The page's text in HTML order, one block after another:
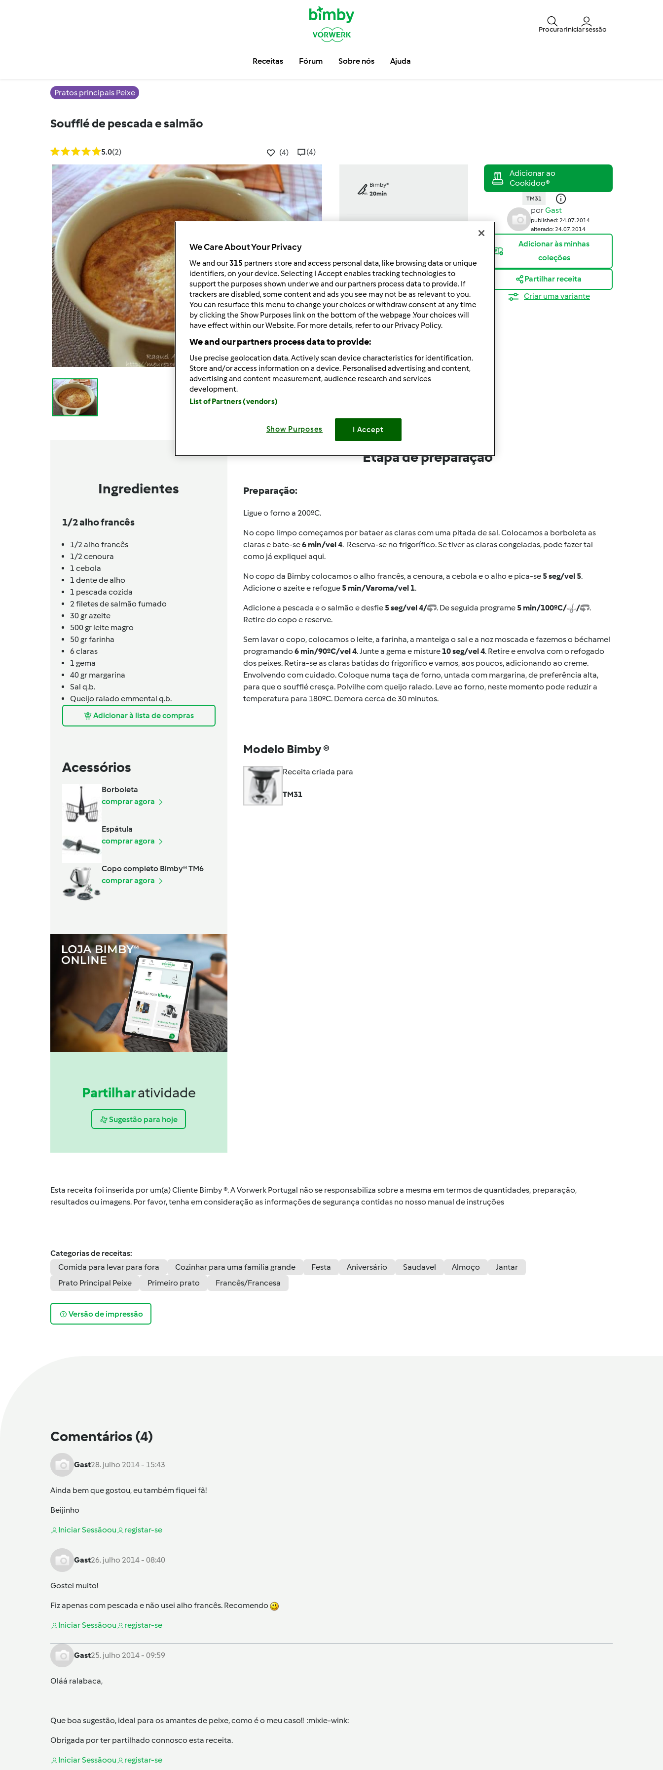
ProcurarIniciar sessão
Receitas Fórum Sobre nós Ajuda
Pratos principais Peixe
Soufflé de pescada e salmão
5.0(2) (4) (4)
Bimby®
20min
dose/s
6dose/s
Médio
TM31
porGast
published: 24.07.2014
alterado: 24.07.2014
Adicionar às minhas
coleções
Partilhar receita
Criar uma variante
Ingredientes
1/2 alho francês
1/2 alho francês
1/2 cenoura
1 cebola
1 dente de alho
1 pescada cozida
2 filetes de salmão fumado
30 gr azeite
500 gr leite magro
50 gr farinha
6 claras
1 gema
40 gr margarina
Sal q.b.
Queijo ralado emmental q.b.
Adicionar à lista de compras
Acessórios
Borboleta
comprar agora
Espátula
comprar agora
Copo completo Bimby® TM6
comprar agora
Partilharatividade
Sugestão para hoje
Etapa de preparação
Preparação:
Ligue o forno a 200ºC.
No copo limpo começamos por bataer as claras com uma pitada de sal. Colocamos a borboleta as
claras e bate-se6 min/vel 4. Reserva-se no frigorífico. Se tiver as claras congeladas, pode fazer tal
como já expliquei aqui.
No copo da Bimby colocamos o alho francês, a cenoura, a cebola e o alho e pica-se 5 seg/vel 5.
Adicione o azeite e refogue 5 min/Varoma/vel 1.
Adicione a pescada e o salmão e desfie 5 seg/vel 4/ . De seguida programe 5 min/100ºC/ /
.
Retire do copo e reserve.
Sem lavar o copo, colocamos o leite, a farinha, a manteiga o sal e a noz moscada e fazemos o béchamel
programando 6 min/90ºC/vel 4. Junte a gema e misture 10 seg/vel 4. Retire e envolva com o refogado
dos peixes. Retira-se as claras batidas do frigorífico e vamos, aos poucos, adicionando ao creme.
Envolvendo com cuidado. Coloque numa taça de forno, untada com margarina, de preferência alta,
para que o soufflé cresça. Polvilhe com queijo ralado. Leve ao forno, neste momento pode reduzir a
temperatura para 180ºC. Demora cerca de 30 minutos.
Modelo Bimby ®
Receita criada para
TM31
Esta receita foi inserida por um(a) Cliente Bimby ®. A Vorwerk Portugal não se responsabiliza sobre a mesma em termos de quantidades, preparação,
resultados ou imagens. Por favor, tenha em consideração as informações de segurança contidas no nosso manual de instruções
Categorias de receitas:
Comida para levar para fora
Cozinhar para uma familia grande Festa Aniversário Saudavel Almoço
Jantar
Prato Principal Peixe
Primeiro prato Francês/Francesa
Versão de impressão
Comentários (4)
Gast28. julho 2014 - 15:43
Ainda bem que gostou, eu também fiquei fã!
Beijinho
Iniciar Sessãoou registar-se
Gast26. julho 2014 - 08:40
Gostei muito!
Fiz apenas com pescada e não usei alho francês. Recomendo
Iniciar Sessãoou registar-se
Gast25. julho 2014 - 09:59
Oláá ralabaca,
Que boa sugestão, ideal para os amantes de peixe, como é o meu caso!! :mixie-wink:
Obrigada por ter partilhado connosco esta receita.
Iniciar Sessãoou registar-se
We Care About Your Privacy
We and our315 partners store and access personal data, like browsing data or unique
identifiers, on your device. Selecting I Accept enables tracking technologies to
support the purposes shown under we and our partners process data to provide. If
trackers are disabled, some content and ads you see may not be as relevant to you.
You can resurface this menu to change your choices or withdraw consent at any time
by clicking the Show Purposes link on the bottom of the webpage .Your choices will
have effect within our Website. For more details, refer to our Privacy Policy.
We and our partners process data to provide:
Use precise geolocation data. Actively scan device characteristics for identification.
Store and/or access information on a device. Personalised advertising and content,
advertising and content measurement, audience research and services
development.
List of Partners (vendors)
Show Purposes I Accept